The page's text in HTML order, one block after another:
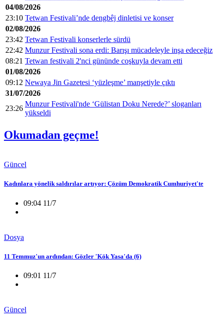
04/08/2026
23:10 Tetwan Festivali’nde dengbêj dinletisi ve konser
02/08/2026
23:42 Tetwan Festivali konserlerle sürdü
22:42 Munzur Festivali sona erdi: Barışı mücadeleyle inşa edeceğiz
08:21 Tetwan festivali 2'nci gününde coşkuyla devam etti
01/08/2026
09:12 Newaya Jin Gazetesi ‘yüzleşme’ manşetiyle çıktı
31/07/2026
23:26
Munzur Festivali'nde ‘Gülistan Doku Nerede?’ sloganları
yükseldi
Okumadan geçme!
Güncel
Kadınlara yönelik saldırılar artıyor: Çözüm Demokratik Cumhuriyet'te
09:04 11/7
Dosya
11 Temmuz'un ardından: Gözler 'Kök Yasa'da (6)
09:01 11/7
Güncel